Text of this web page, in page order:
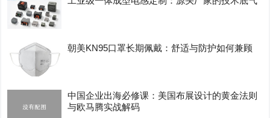
朝美KN95口罩长期佩戴：舒适与防护如何兼顾
中国企业出海必修课：美国布展设计的黄金法则
与欧马腾实战解码